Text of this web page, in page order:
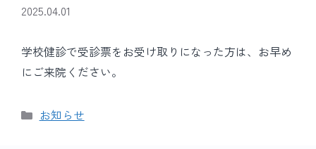
2025.04.01
学校健診で受診票をお受け取りになった方は、お早め
にご来院ください。
カ
お知らせ